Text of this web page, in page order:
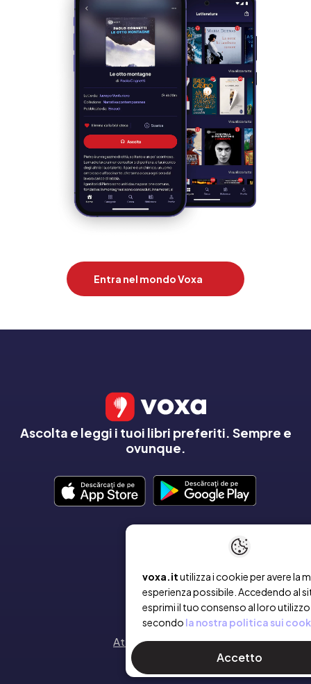
voxa.itutilizza i cookie per avere la
esperienza possibile. Accedendo al
esprimi il tuo consenso al loro utilizzo
secondo la nostra politica sui
Accetto
Entra nel mondo Voxa
Ascolta e leggi i tuoi libri preferiti. Sempre e
ovunque.
Chi siamo
Contatto
Attiva un voucher